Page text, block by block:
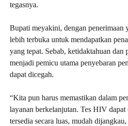
tegasnya.
Bupati meyakini, dengan
lebih terbuka untuk mendapatkan
yang tepat. Sebab, ketidaktahuan dan
menjadi pemicu utama penyebaran
dapat dicegah.
“Kita pun harus memastikan dalam
layanan berkelanjutan. Tes HIV dapat
tersedia secara luas, mudah